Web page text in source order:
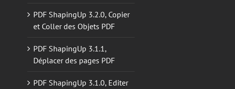
PDF ShapingUp 3.2.0, Copier
et Coller des Objets PDF
PDF ShapingUp 3.1.1,
Déplacer des pages PDF
PDF ShapingUp 3.1.0, Editer